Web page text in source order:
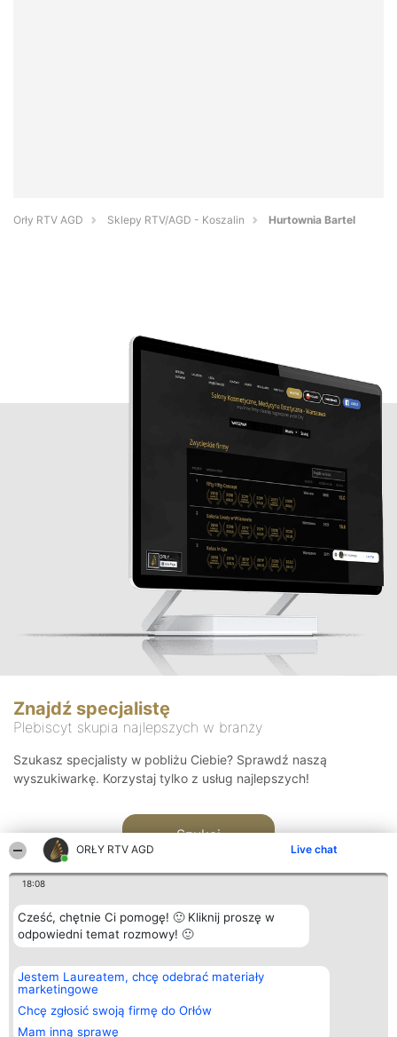
ORŁY RTV AGD Live chat
18:08
Cześć, chętnie Ci pomogę! 🙂 Kliknij proszę w
odpowiedni temat rozmowy! 🙂
Jestem Laureatem, chcę odebrać materiały
marketingowe
Chcę zgłosić swoją firmę do Orłów
Mam inną sprawę
Orły RTV AGD Sklepy RTV/AGD - Koszalin Hurtownia Bartel
Znajdź specjalistę
Plebiscyt skupia najlepszych w branży
Szukasz specjalisty w pobliżu Ciebie? Sprawdź naszą
wyszukiwarkę. Korzystaj tylko z usług najlepszych!
Szukaj
Organizator plebiscytu
Bright Side Solutions sp. z o.
o. sp. k.
ul. Ruska 22
Wrocław 50-079
KRS 0000749100 | Regon
Plebiscyt
Laureaci
wszystkich
Laureatów
Kontakt
Kontakt